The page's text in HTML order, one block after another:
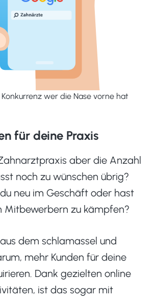
für deine Praxis
aber die Anzahl
noch zu wünschen übrig?
neu im Geschäft oder hast
Mitbewerbern zu kämpfen?
dem schlamassel und
mehr Kunden für deine
Dank gezielten online
ist das sogar mit
wer die Nase vorne hat